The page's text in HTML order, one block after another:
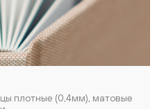
плотные (0,4мм), матовые